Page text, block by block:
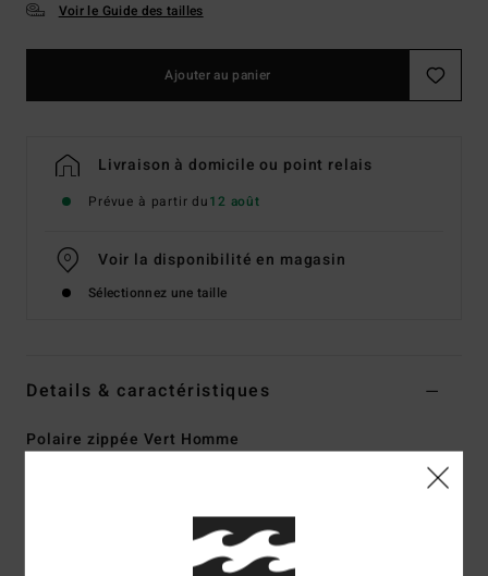
Voir le Guide des tailles
Ajouter au panier
Livraison à domicile ou point relais
Prévue à partir du12 août
Voir la disponibilité en magasin
Sélectionnez une taille
Details & caractéristiques
Polaire zippée Vert Homme